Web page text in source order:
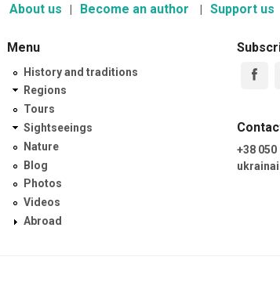
About us Become an author Support us
Menu
History and traditions
Regions
Tours
Sightseeings
Nature
Blog
Photos
Videos
Abroad
+38 050